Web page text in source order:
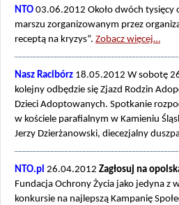
NTO 03.06.2012 Około dwóch tysięcy
marszu zorganizowanym przez
receptą na kryzys”. Zobacz więcej…
Nasz Racibórz 18.05.2012 W sobotę
kolejny odbędzie się Zjazd Rodzin
Dzieci Adoptowanych. Spotkanie
w kościele parafialnym w Kamieniu
Jerzy Dzierżanowski, diecezjalny
NTO.pl 26.04.2012 Zagłosuj na
Fundacja Ochrony Życia jako jedyna z
konkursie na najlepszą Kampanię